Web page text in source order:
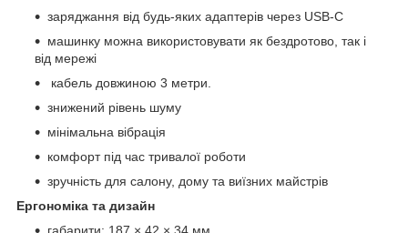
заряджання від будь-яких адаптерів через USB-C
машинку можна використовувати як бездротово, так і
від мережі
кабель довжиною 3 метри.
знижений рівень шуму
мінімальна вібрація
комфорт під час тривалої роботи
зручність для салону, дому та виїзних майстрів
Ергономіка та дизайн
габарити: 187 × 42 × 34 мм